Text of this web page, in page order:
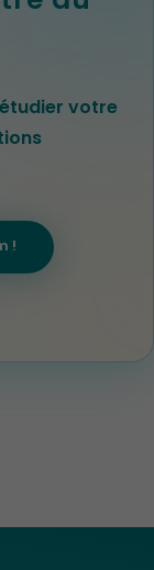
votre
!